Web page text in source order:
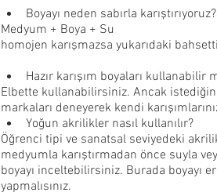
Boyayı neden sabırla karıştırıyoruz?
Medyum + Boya + Su
homojen karışmazsa yukarıdaki
Hazır karışım boyaları kullanabilir
Elbette kullanabilirsiniz. Ancak
markaları deneyerek kendi
Yoğun akrilikler nasıl kullanılır?
Öğrenci tipi ve sanatsal seviyedeki
medyumla karıştırmadan önce suyla
boyayı inceltebilirsiniz. Burada boyayı
yapmalısınız.